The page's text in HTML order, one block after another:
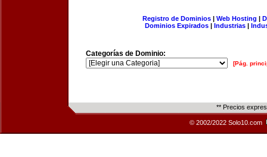
Registro de Dominios| Web Hosting |
Dominios Expirados | Industrias |
Categorías de Dominio:
[Pág.
** Precios
© 2002/2022 Solo10.com